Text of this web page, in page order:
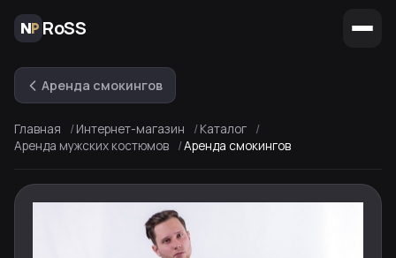
RoSS
Аренда смокингов
Главная Интернет-магазин
Каталог
Аренда мужских костюмов
Аренда смокингов